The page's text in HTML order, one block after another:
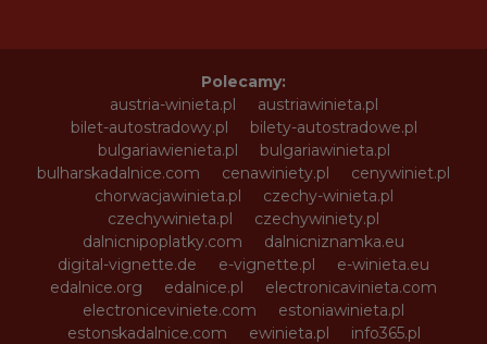
Polecamy:
austria-winieta.pl
austriawinieta.pl
bilet-autostradowy.pl
bilety-autostradowe.pl
bulgariawienieta.pl
bulgariawinieta.pl
bulharskadalnice.com
cenawiniety.pl
cenywiniet.pl
chorwacjawinieta.pl
czechy-winieta.pl
czechywinieta.pl
czechywiniety.pl
dalnicnipoplatky.com
dalnicniznamka.eu
digital-vignette.de
e-vignette.pl
e-winieta.eu
edalnice.org
edalnice.pl
electronicavinieta.com
electroniceviniete.com
estoniawinieta.pl
estonskadalnice.com
ewinieta.pl
info365.pl